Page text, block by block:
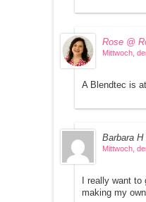
Rose @
Mittwoch,
A Blendtec is
Barbara H
Mittwoch,
I really want
making my